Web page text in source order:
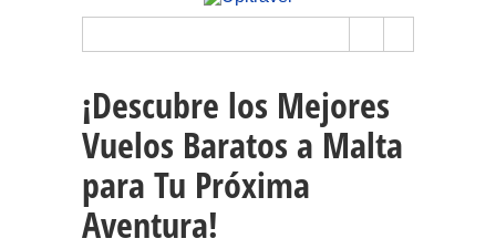
¡Descubre los Mejores
Vuelos Baratos a Malta
para Tu Próxima
Aventura!